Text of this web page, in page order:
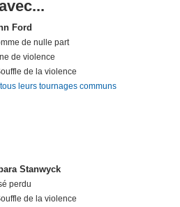
Ford
de nulle part
de violence
de la violence
leurs tournages communs
Stanwyck
perdu
de la violence